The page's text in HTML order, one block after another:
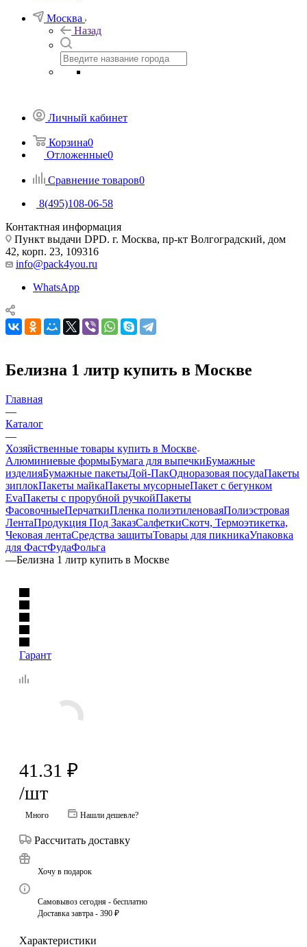
Москва
Назад
Личный кабинет
Корзина0
Отложенные0
Сравнение товаров0
8(495)108-06-58
Контактная информация
Пункт выдачи DPD. г. Москва, пр-кт Волгоградский, дом
42, корп. 23, 109316
info@pack4you.ru
WhatsApp
Белизна 1 литр купить в Москве
Главная
—
Каталог
—
Хозяйственные товары купить в Москве
Алюминиевые формыБумага для выпечкиБумажные
изделияБумажные пакетыДой-ПакОдноразовая посудаПакеты
зиплокПакеты майкаПакеты мусорныеПакет с бегунком
EvaПакеты с прорубной ручкойПакеты
ФасовочныеПерчаткиПленка полиэтиленоваяПолиэстровая
ЛентаПродукция Под ЗаказСалфеткиСкотч, Термоэтикетка,
Чековая лентаСредства защитыТовары для пикникаУпаковка
для ФастФудаФольга
—Белизна 1 литр купить в Москве
Гарант
41.31 ₽
/шт
Много Нашли дешевле?
Рассчитать доставку
Хочу в подарок
Самовывоз сегодня - бесплатно
Доставка завтра - 390 ₽
Характеристики